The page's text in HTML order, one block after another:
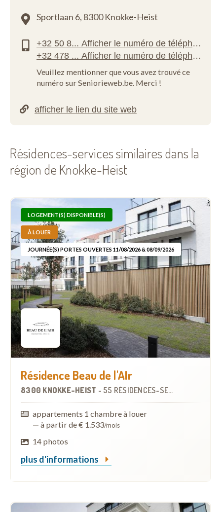
Sportlaan 6, 8300 Knokke-Heist
Veuillez mentionner que vous avez trouvé ce
numéro sur Seniorieweb.be. Merci !
Résidences-services similaires dans la
région de Knokke-Heist
LOGEMENT(S) DISPONIBLE(S)
À LOUER
JOURNÉE(S) PORTES OUVERTES 11/08/2026 & 08/09/2026
Résidence Beau de l'AIr
8300 KNOKKE-HEIST - 55 RÉSIDENCES-SERVICES
appartements 1 chambre à louer
— à partir de € 1.533/mois
14 photos
plus d'informations